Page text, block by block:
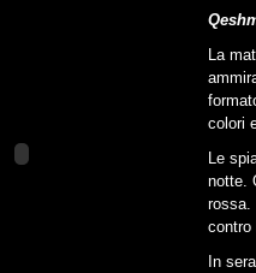
La
colori
Le
notte.
rossa.
contro
In